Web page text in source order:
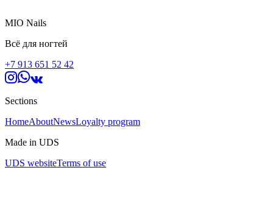
MIO Nails
Всё для ногтей
+7 913 651 52 42
Sections
HomeAboutNewsLoyalty program
Made in UDS
UDS websiteTerms of use